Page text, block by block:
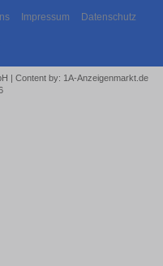
Impressum Datenschutz
| Content by: 1A-Anzeigenmarkt.de